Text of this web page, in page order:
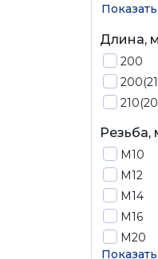
Длина,
200
Резьба,
М10
М12
М14
М16
М20